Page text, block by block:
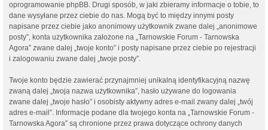
oprogramowanie phpBB. Drugi sposób, w jaki zbieramy informacje o tobie, to
dane wysyłane przez ciebie do nas. Mogą być to między innymi posty
napisane przez ciebie jako anonimowy użytkownik zwane dalej „anonimowe
posty”, konta użytkownika założone na „Tarnowskie Forum - Tarnowska
Agora” zwane dalej „twoje konto” i posty napisane przez ciebie po rejestracji
i zalogowaniu zwane dalej „twoje posty”.
Twoje konto będzie zawierać przynajmniej unikalną identyfikacyjną nazwę
zwaną dalej „twoja nazwa użytkownika”, hasło używane do logowania
zwane dalej „twoje hasło” i osobisty aktywny adres e-mail zwany dalej „twój
adres e-mail”. Informacje podane dla twojego konta na „Tarnowskie Forum -
Tarnowska Agora” są chronione przez prawa dotyczące ochrony danych